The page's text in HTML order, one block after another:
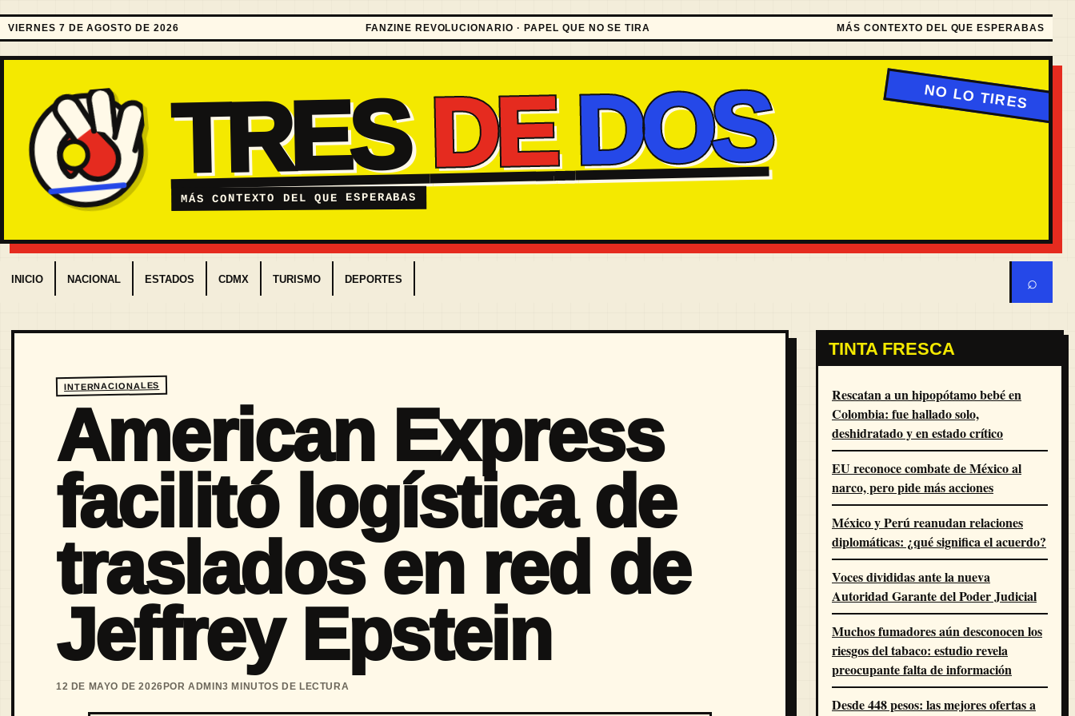
VIERNES 7 DE AGOSTO DE 2026 FANZINE REVOLUCIONARIO · PAPEL QUE NO SE TIRA MÁS CONTEXTO DEL QUE ESPERABAS
TRESDE DOS
MÁS CONTEXTO DEL QUE ESPERABAS
INICIO NACIONAL ESTADOS CDMX TURISMO DEPORTES ⌕
INTERNACIONALES
American Express
facilitó logística de
traslados en red de
Jeffrey Epstein
12 DE MAYO DE 2026 POR ADMIN3 MINUTOS DE LECTURA
TINTA FRESCA
Rescatan a un hipopótamo bebé en
Colombia: fue hallado solo,
deshidratado y en estado crítico
EU reconoce combate de México al
narco, pero pide más acciones
México y Perú reanudan relaciones
diplomáticas: ¿qué significa el acuerdo?
Voces divididas ante la nueva
Autoridad Garante del Poder Judicial
Muchos fumadores aún desconocen los
riesgos del tabaco: estudio revela
preocupante falta de información
Desde 448 pesos: las mejores ofertas a